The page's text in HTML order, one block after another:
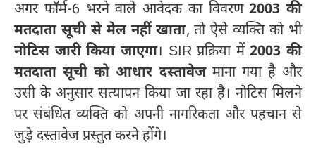
अगर फॉर्म-6 भरने वाले आवेदक का विवरण2003 की
मतदाता सूची से मेल नहीं खाता, तो ऐसे व्यक्ति को भी
नोटिस जारी किया जाएगा। SIR प्रक्रिया में2003 की
मतदाता सूची को आधार दस्तावेजमाना गया है और
उसी के अनुसार सत्यापन किया जा रहा है। नोटिस मिलने
पर संबंधित व्यक्ति को अपनी नागरिकता और पहचान से
जुड़े दस्तावेज प्रस्तुत करने होंगे।